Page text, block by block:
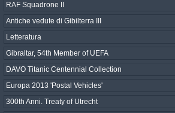
RAF Squadrone II
Antiche vedute di Gibilterra III
Letteratura
Gibraltar, 54th Member of UEFA
DAVO Titanic Centennial Collection
Europa 2013 'Postal Vehicles'
300th Anni. Treaty of Utrecht